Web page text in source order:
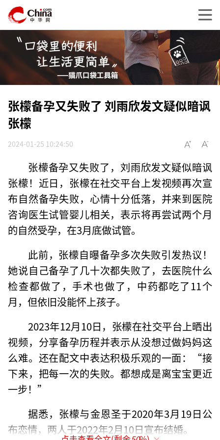
张檬备孕又失败了 刘雨欣发文疑似暗讽
张檬
2024-01-25 10:24:50
张檬备孕又失败了，刘雨欣发文疑似暗讽
张檬！近日，张檬在社交平台上发视频再次宣
布自然备孕失败，心情十分低落，并来到医院
咨询医生试管婴儿相关，表示将再尝试两个月
的自然受孕，在3月底做试管。
此前，张檬自曝备孕多次失败引发热议！
她说自己备孕了几十次都失败了，去医院什么
检查都做了，手术也做了，中药都吃了11个
月，但依旧没能怀上孩子。
2023年12月10日，张檬在社交平台上晒出
视频，分享备孕历程并表示从没想过做妈妈这
么难。还在配文中表达积极乐观的一面：“接
下来，把每一次的失败。都想成是离宝宝更近
一步！”
据悉，张檬与金恩圣于2020年3月19日公
布恋情，两人于2022年2月10日宣布结婚。